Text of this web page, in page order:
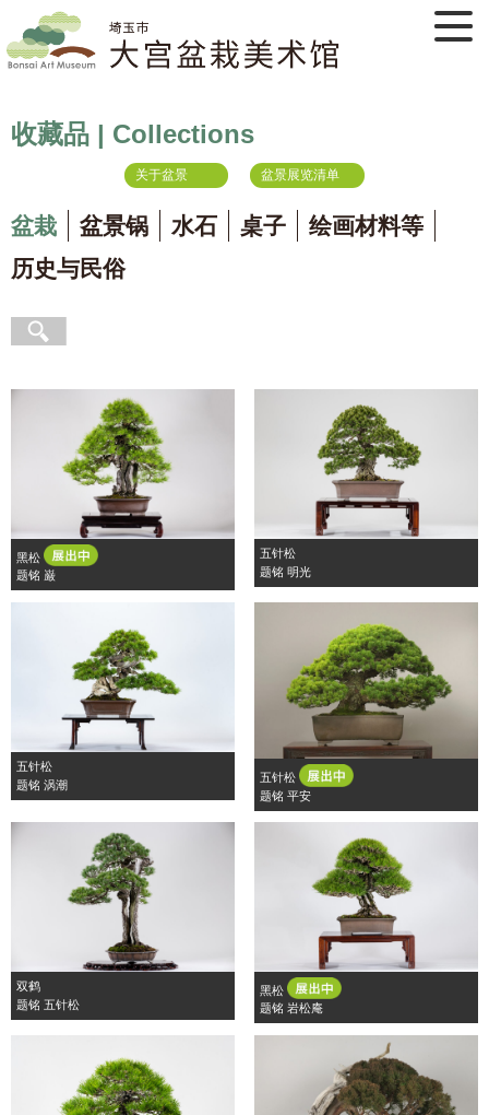
收藏品 | Collections
关于盆景 盆景展览清单
盆栽 盆景锅 水石 桌子
绘画材料等
历史与民俗
黑松
题铭 巌
五针松
题铭 明光
五针松
题铭 涡潮
五针松
题铭 平安
双鹤
题铭 五针松
黑松
题铭 岩松庵